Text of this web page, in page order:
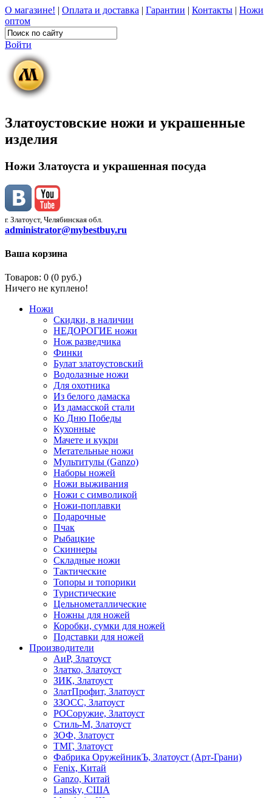
О магазине! | Оплата и доставка | Гарантии | Контакты | Ножи
оптом
Войти
Златоустовские ножи и украшенные
изделия
Ножи Златоуста и украшенная посуда
г. Златоуст, Челябинская обл.
administrator@mybestbuy.ru
Ваша корзина
Товаров: 0 (0 руб.)
Ничего не куплено!
Ножи
Скидки, в наличии
НЕДОРОГИЕ ножи
Нож разведчика
Финки
Булат златоустовский
Водолазные ножи
Для охотника
Из белого дамаска
Из дамасской стали
Ко Дню Победы
Кухонные
Мачете и кукри
Метательные ножи
Мультитулы (Ganzo)
Наборы ножей
Ножи выживания
Ножи с символикой
Ножи-поплавки
Подарочные
Пчак
Рыбацкие
Скиннеры
Складные ножи
Тактические
Топоры и топорики
Туристические
Цельнометаллические
Ножны для ножей
Коробки, сумки для ножей
Подставки для ножей
Производители
АиР, Златоуст
Златко, Златоуст
ЗИК, Златоуст
ЗлатПрофит, Златоуст
ЗЗОСС, Златоуст
РОСоружие, Златоуст
Стиль-М, Златоуст
ЗОФ, Златоуст
ТМГ, Златоуст
Фабрика ОружейникЪ, Златоуст (Арт-Грани)
Fenix, Китай
Ganzo, Китай
Lansky, США